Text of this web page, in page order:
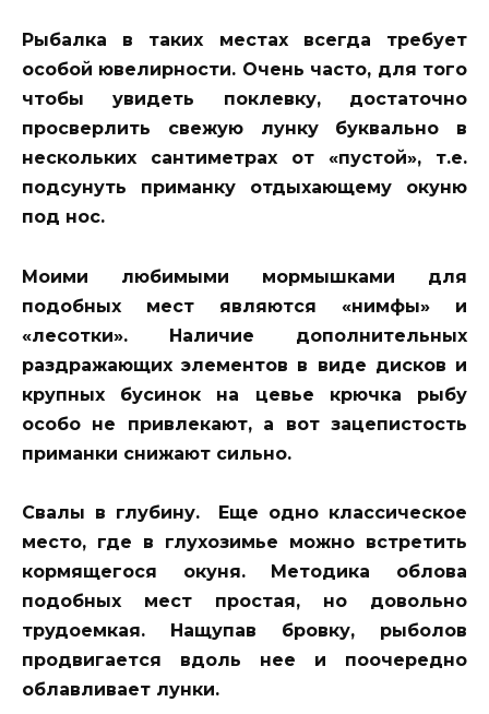
Рыбалка в таких местах всегда требует
особой ювелирности. Очень часто, для того
чтобы увидеть поклевку, достаточно
просверлить свежую лунку буквально в
нескольких сантиметрах от «пустой», т.е.
подсунуть приманку отдыхающему окуню
под нос.
Моими любимыми мормышками для
подобных мест являются «нимфы» и
«лесотки». Наличие дополнительных
раздражающих элементов в виде дисков и
крупных бусинок на цевье крючка рыбу
особо не привлекают, а вот зацепистость
приманки снижают сильно.
Свалы в глубину.
Еще одно классическое
место, где в глухозимье можно встретить
кормящегося окуня. Методика облова
подобных мест простая, но довольно
трудоемкая. Нащупав бровку, рыболов
продвигается вдоль нее и поочередно
облавливает лунки.